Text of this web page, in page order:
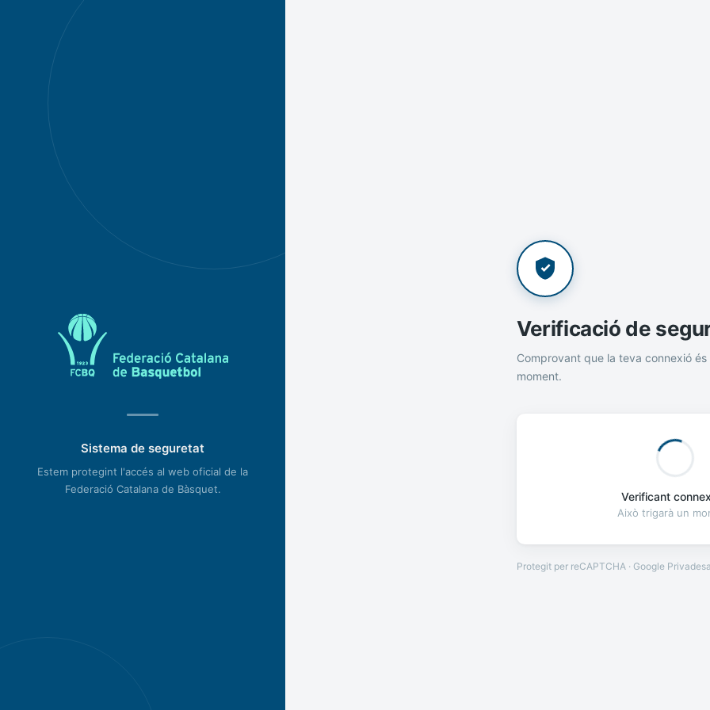
Sistema de seguretat
Estem protegint l'accés al web oficial de la
Federació Catalana de Bàsquet.
Verificació de
Comprovant que la teva connexió és
moment.
Verificant
Això trigarà un
Protegit per reCAPTCHA · Google Privadesa